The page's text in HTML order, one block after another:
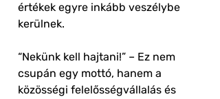
értékek egyre inkább veszélybe
kerülnek.
“Nekünk kell hajtani!” – Ez nem
csupán egy mottó, hanem a
közösségi felelősségvállalás és